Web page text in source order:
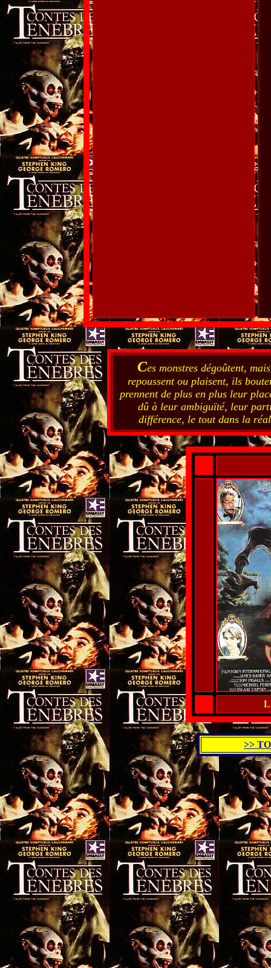
Ces monstres dégoûtent,
repoussent ou plaisent, ils
prennent de plus en plus leur
dû à leur ambiguïté, leur
différence, le tout dans la
>>